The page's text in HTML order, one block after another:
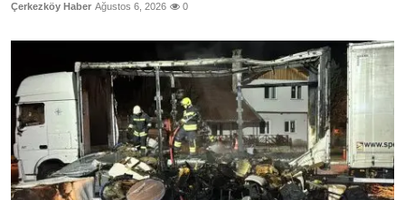
Çerkezköy Haber Ağustos 6, 2026 0